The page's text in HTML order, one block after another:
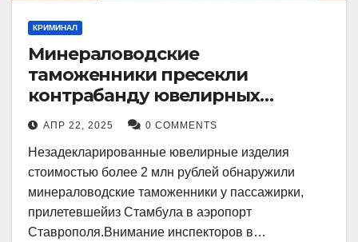
КРИМИНАЛ
Минераловодские
таможенники пресекли
контрабанду ювелирных
изделий на 2 млн рублей
АПР 22, 2025 0 COMMENTS
Незадекларированные ювелирные изделия
стоимостью более 2 млн рублей обнаружили
минераловодские таможенники у пассажирки,
прилетевшейиз Стамбула в аэропорт
Ставрополя.Внимание инспекторов в…